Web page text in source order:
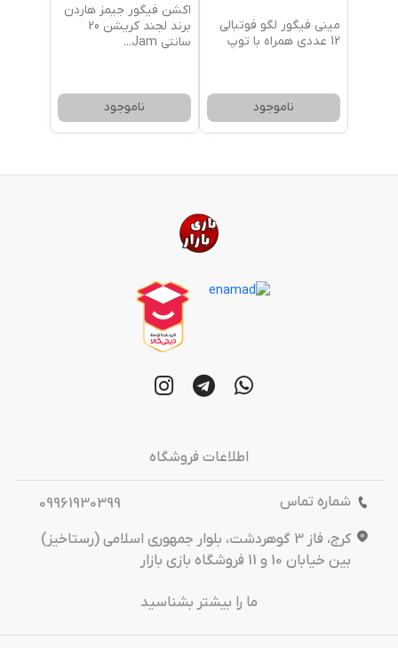
مینی فیگور لگو فوتبالی
12 عددی همراه با توپ
ناموجود
اکشن فیگور جیمز هاردن
برند لجند کریشن 20
سانتی Jam
...
ناموجود
اطلاعات فروشگاه
شماره تماس
09961930399
کرج، فاز 3 گوهردشت، بلوار جمهوری اسلامی (رستاخیز)
بین خیابان 10 و 11 فروشگاه بازی بازار
ما را بیشتر بشناسید